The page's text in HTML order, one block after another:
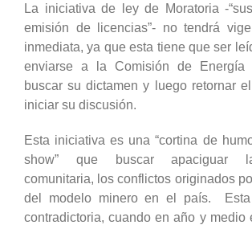
La iniciativa de ley de Moratoria -
emisión de licencias”- no tendrá
inmediata, ya que esta tiene que ser
enviarse a la Comisión de Energía
buscar su dictamen y luego retornar
iniciar su discusión.
Esta iniciativa es una “cortina de
show” que buscar apaciguar
comunitaria, los conflictos originados
del modelo minero en el país. Esta
contradictoria, cuando en año y medio